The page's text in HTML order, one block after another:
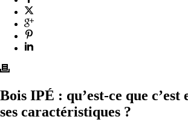
Bois IPÉ : qu’est-ce que c’est
ses caractéristiques ?